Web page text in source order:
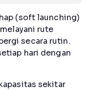
(soft launching)
rute
secara rutin.
hari dengan
sekitar